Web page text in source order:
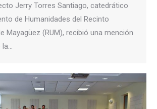
Jerry Torres Santiago, catedrático
de Humanidades del Recinto
Mayagüez (RUM), recibió una mención